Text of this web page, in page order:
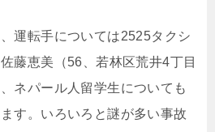
運転手については2525タクシ
藤恵美（56、若林区荒井4丁目
ネパール人留学生についても
す。いろいろと謎が多い事故